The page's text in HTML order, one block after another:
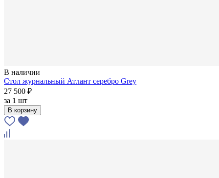
В наличии
Стол журнальный Атлант серебро Grey
27 500 ₽
за 1 шт
В корзину